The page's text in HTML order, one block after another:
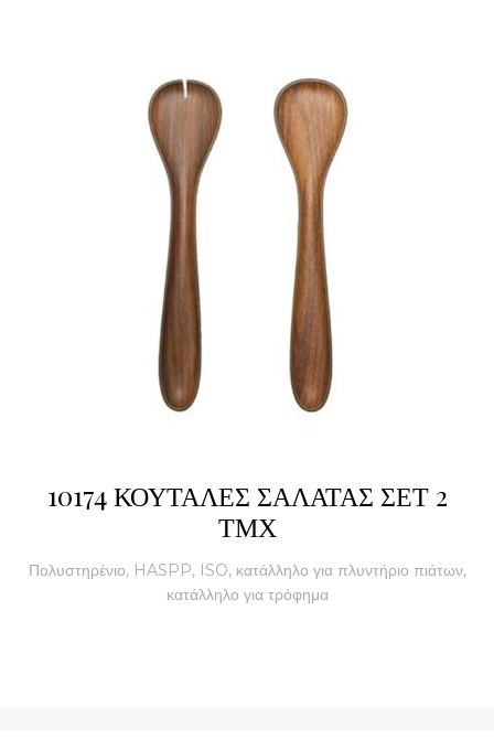
10174 ΚΟΥΤΑΛΕΣ ΣΑΛΑΤΑΣ ΣΕΤ 2
ΤΜΧ
Πολυστηρένιο, HASPP, ISO, κατάλληλο για πλυντήριο πιάτων,
κατάλληλο για τρόφημα